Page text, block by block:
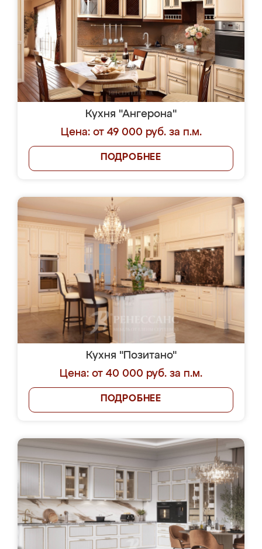
Кухня "Ангерона"
Цена: от 49 000 руб. за п.м.
ПОДРОБНЕЕ
Кухня "Позитано"
Цена: от 40 000 руб. за п.м.
ПОДРОБНЕЕ